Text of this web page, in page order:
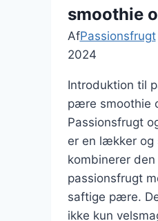
smoothie
AfPassionsfrugt
2024
Introduktion til
pære smoothie
Passionsfrugt
er en lækker og
kombinerer
passionsfrugt
saftige pære.
ikke kun